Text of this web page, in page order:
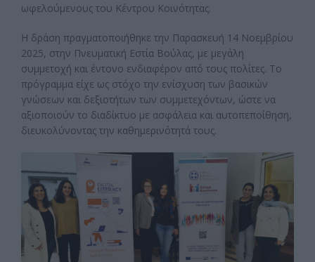
ωφελούμενους του Κέντρου Κοινότητας.
Η δράση πραγματοποιήθηκε την Παρασκευή 14 Νοεμβρίου
2025, στην Πνευματική Εστία Βούλας, με μεγάλη
συμμετοχή και έντονο ενδιαφέρον από τους πολίτες. Το
πρόγραμμα είχε ως στόχο την ενίσχυση των βασικών
γνώσεων και δεξιοτήτων των συμμετεχόντων, ώστε να
αξιοποιούν το διαδίκτυο με ασφάλεια και αυτοπεποίθηση,
διευκολύνοντας την καθημερινότητά τους.